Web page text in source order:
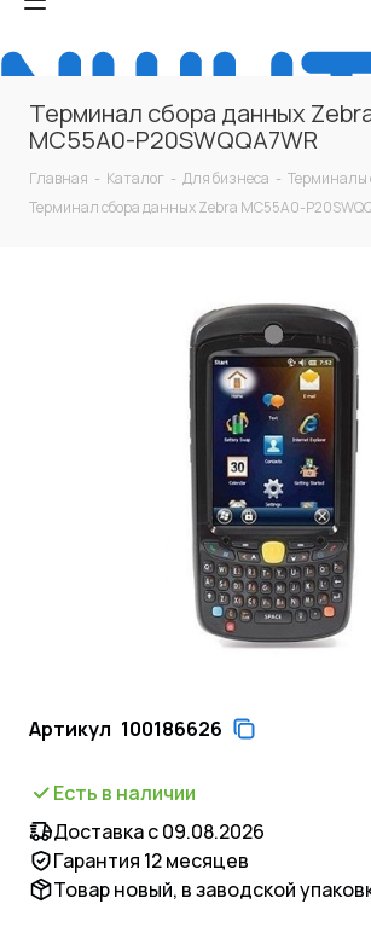
Терминал сбора данных
MC55A0-P20SWQQA7WR
Главная - Каталог - Для бизнеса - Терминалы
Терминал сбора данных Zebra MC55A0-
Артикул 100186626
Есть в наличии
Доставка с 09.08.2026
Гарантия 12 месяцев
Товар новый, в заводской